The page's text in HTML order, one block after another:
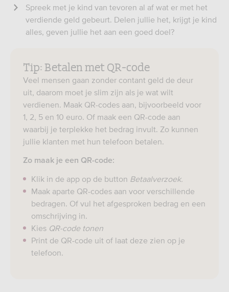
Spreek met je kind van tevoren al af wat er met het
verdiende geld gebeurt. Delen jullie het, krijgt je kind
alles, geven jullie het aan een goed doel?
Tip: Betalen met QR-code
Veel mensen gaan zonder contant geld de deur
uit, daarom moet je slim zijn als je wat wilt
verdienen. Maak QR-codes aan, bijvoorbeeld voor
1, 2, 5 en 10 euro. Of maak een QR-code aan
waarbij je terplekke het bedrag invult. Zo kunnen
jullie klanten met hun telefoon betalen.
Zo maak je een QR-code:
Klik in de app op de button Betaalverzoek.
Maak aparte QR-codes aan voor verschillende
bedragen. Of vul het afgesproken bedrag en een
omschrijving in.
Kies QR-code tonen
Print de QR-code uit of laat deze zien op je
telefoon.